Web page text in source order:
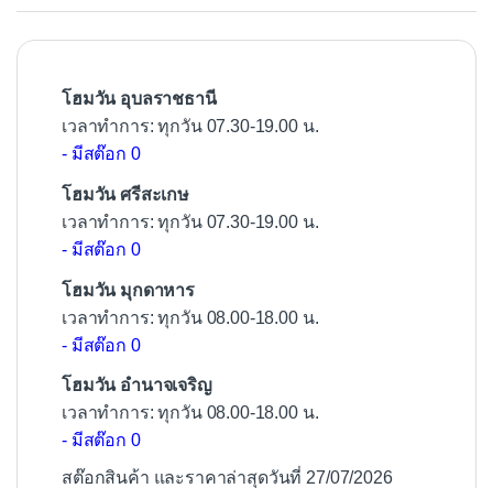
o
โฮมวัน อุบลราชธานี
เวลาทำการ: ทุกวัน 07.30-19.00 น.
- มีสต๊อก 0
โฮมวัน ศรีสะเกษ
เวลาทำการ: ทุกวัน 07.30-19.00 น.
- มีสต๊อก 0
โฮมวัน มุกดาหาร
เวลาทำการ: ทุกวัน 08.00-18.00 น.
- มีสต๊อก 0
โฮมวัน อำนาจเจริญ
เวลาทำการ: ทุกวัน 08.00-18.00 น.
- มีสต๊อก 0
สต๊อกสินค้า และราคาล่าสุดวันที่ 27/07/2026